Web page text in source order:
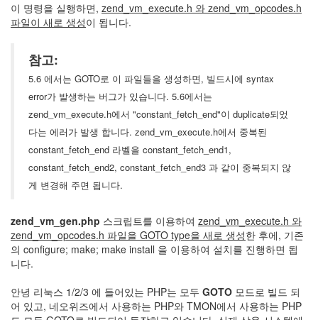
이 명령을 실행하면, zend_vm_execute.h 와 zend_vm_opcodes.h
파일이 새로 생성이 됩니다.
참고:
5.6 에서는 GOTO로 이 파일들을 생성하면, 빌드시에 syntax
error가 발생하는 버그가 있습니다. 5.6에서는
zend_vm_execute.h에서 "constant_fetch_end"이 duplicate되었
다는 에러가 발생 합니다. zend_vm_execute.h에서 중복된
constant_fetch_end 라벨을 constant_fetch_end1,
constant_fetch_end2, constant_fetch_end3 과 같이 중복되지 않
게 변경해 주면 됩니다.
zend_vm_gen.php 스크립트를 이용하여 zend_vm_execute.h 와
zend_vm_opcodes.h 파일을 GOTO type을 새로 생성한 후에, 기존
의 configure; make; make install 을 이용하여 설치를 진행하면 됩
니다.
안녕 리눅스 1/2/3 에 들어있는 PHP는 모두 GOTO 모드로 빌드 되
어 있고, 네오위즈에서 사용하는 PHP와 TMON에서 사용하는 PHP
1.5V
Li-
3800...
Daweikala
1.5V
1280...
1
by
김
균